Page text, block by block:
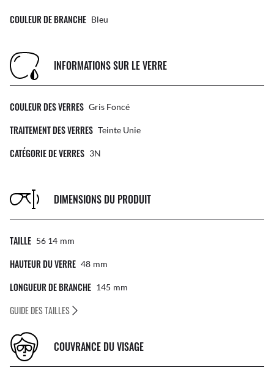
COULEUR DE BRANCHE Bleu
INFORMATIONS SUR LE VERRE
COULEUR DES VERRES Gris Foncé
TRAITEMENT DES VERRES Teinte Unie
CATÉGORIE DE VERRES 3N
DIMENSIONS DU PRODUIT
TAILLE 56 14 Mm
HAUTEUR DU VERRE 48 Mm
LONGUEUR DE BRANCHE 145 Mm
GUIDE DES TAILLES
COUVRANCE DU VISAGE